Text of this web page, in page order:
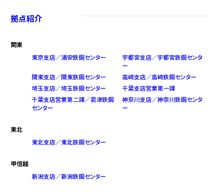
拠点紹介
関東
東京支店／浦安鉄鋼センター
宇都宮支店／宇都宮鉄鋼センタ
ー
関東支店／関東鉄鋼センター
高崎支店／高崎鉄鋼センター
埼玉支店／埼玉鉄鋼センター
千葉支店営業第一課
千葉支店営業第二課／君津鉄鋼
センター
神奈川支店／神奈川鉄鋼センタ
ー
東北
東北支店／東北鉄鋼センター
甲信越
新潟支店／新潟鉄鋼センター